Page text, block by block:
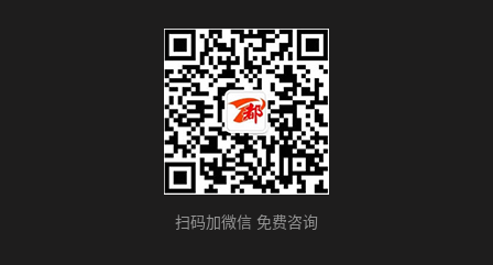
扫码加微信 免费咨询